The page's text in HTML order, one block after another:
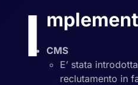
I CMS
E’ stata
reclutamento in